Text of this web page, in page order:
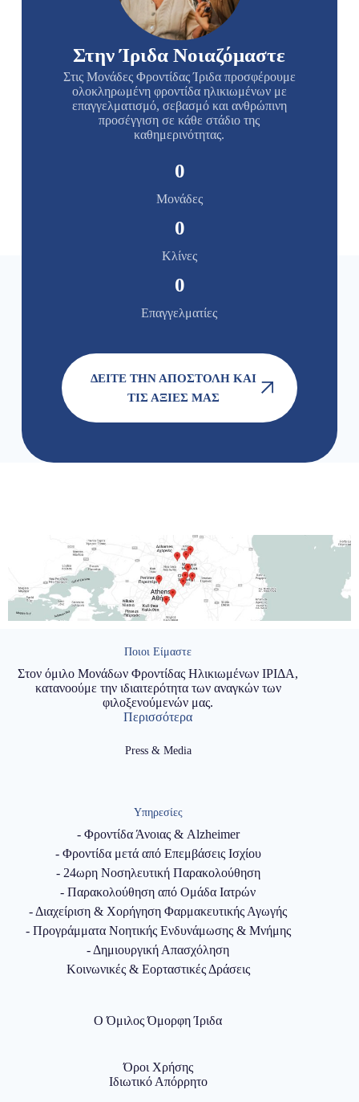
Στην Ίριδα Νοιαζόμαστε
Στις Μονάδες Φροντίδας Ίριδα προσφέρουμε
ολοκληρωμένη φροντίδα ηλικιωμένων με
επαγγελματισμό, σεβασμό και ανθρώπινη
προσέγγιση σε κάθε στάδιο της
καθημερινότητας.
Μονάδες
0
Κλίνες
0
Επαγγελματίες
0
ΔΕΊΤΕ ΤΗΝ ΑΠΟΣΤΟΛΉ ΚΑΙ
ΤΙΣ ΑΞΊΕΣ ΜΑΣ
Ποιοι Είμαστε
Στον όμιλο Μονάδων Φροντίδας Ηλικιωμένων ΙΡΙΔΑ,
κατανοούμε την ιδιαιτερότητα των αναγκών των
φιλοξενούμενών μας.
Περισσότερα
Press & Media
Υπηρεσίες
- Φροντίδα Άνοιας & Alzheimer
- Φροντίδα μετά από Επεμβάσεις Ισχίου
- 24ωρη Νοσηλευτική Παρακολούθηση
- Παρακολούθηση από Ομάδα Ιατρών
- Διαχείριση & Χορήγηση Φαρμακευτικής Αγωγής
- Προγράμματα Νοητικής Ενδυνάμωσης & Μνήμης
- Δημιουργική Απασχόληση
Κοινωνικές & Εορταστικές Δράσεις
Ο Όμιλος Όμορφη Ίριδα
Όροι Χρήσης
Ιδιωτικό Απόρρητο